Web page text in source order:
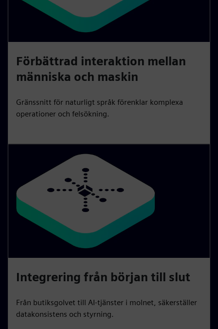
Förbättrad interaktion mellan
människa och maskin
Gränssnitt för naturligt språk förenklar komplexa
operationer och felsökning.
Integrering från början till slut
Från butiksgolvet till AI-tjänster i molnet, säkerställer
datakonsistens och styrning.